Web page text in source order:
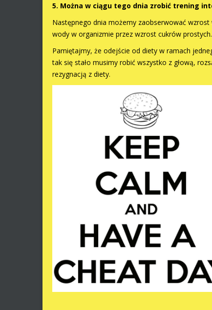
5. Można w ciągu tego dnia zrobić trening
Następnego dnia możemy zaobserwować
wody w organizmie przez wzrost cukrów
Pamiętajmy, że odejście od diety w ramach
tak się stało musimy robić wszystko z głową,
rezygnacją z diety.